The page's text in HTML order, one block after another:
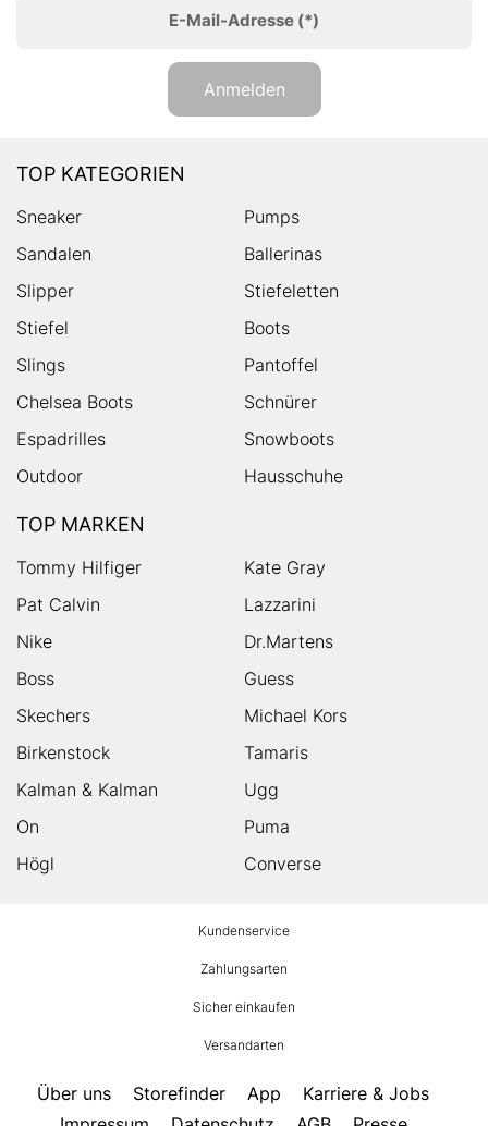
E-Mail-Adresse (*)
Anmelden
TOP KATEGORIEN
Sneaker
Pumps
Sandalen
Ballerinas
Slipper
Stiefeletten
Stiefel
Boots
Slings
Pantoffel
Chelsea Boots
Schnürer
Espadrilles
Snowboots
Outdoor
Hausschuhe
TOP MARKEN
Tommy Hilfiger
Kate Gray
Pat Calvin
Lazzarini
Nike
Dr.Martens
Boss
Guess
Skechers
Michael Kors
Birkenstock
Tamaris
Kalman & Kalman
Ugg
On
Puma
Högl
Converse
Kundenservice
Zahlungsarten
Sicher einkaufen
Versandarten
Über uns Storefinder App
Karriere & Jobs